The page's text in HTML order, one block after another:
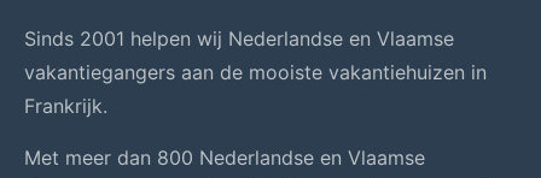
Sinds 2001 helpen wij Nederlandse en Vlaamse
vakantiegangers aan de mooiste vakantiehuizen in
Frankrijk.
Met meer dan 800 Nederlandse en Vlaamse